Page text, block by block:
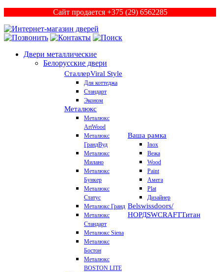
Сайт продается +375 (29) 6562285
Двери металлические
Белорусские двери
СталлерViral Style
Для коттеджа
Стандарт
Эконом
Металюкс
Металюкс
ArtWood
Металюкс
ГрандВуд
Металюкс
Милано
Металюкс
Бункер
Металюкс
Статус
Металюкс Гранд
Металюкс
Стандарт
Металюкс Siena
Металюкс
Бостон
Металюкс
BOSTON LITE
Ваша рамка
Inox
Вежа
Wood
Paint
Амега
Plat
Дизайнер
Belswissdoors/
НОРДSWCRAFTТитан